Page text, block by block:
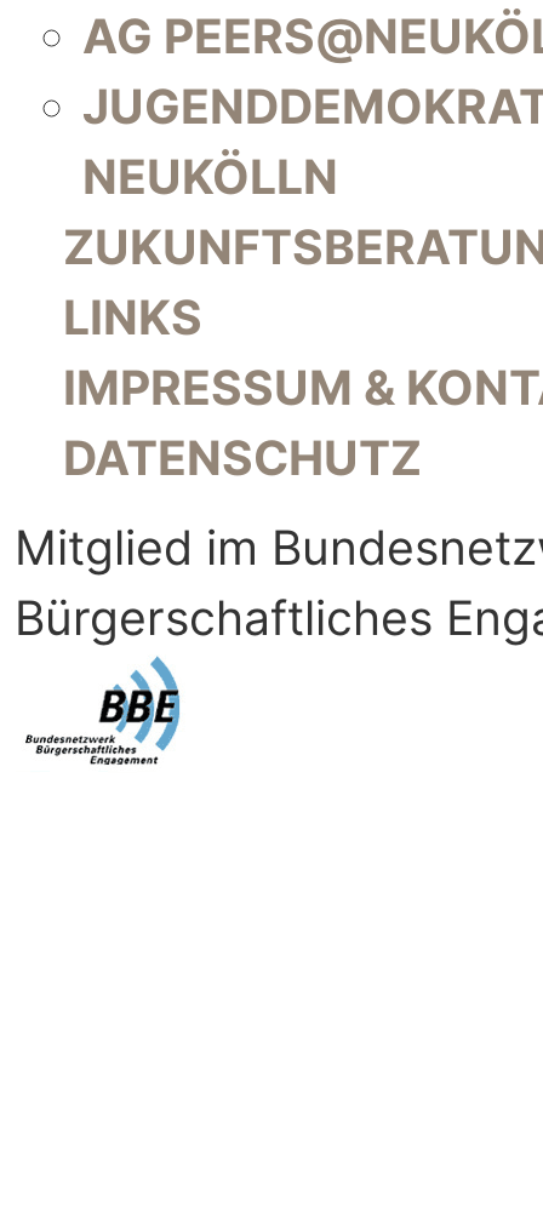
AG
NEUKÖLLN
LINKS
IMPRESSUM &
DATENSCHUTZ
Mitglied im
Bürgerschaftliches